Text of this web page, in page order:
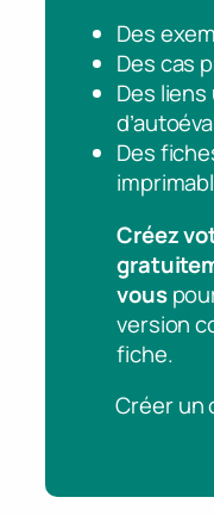
Des
Des cas
Des
Des
Créez
vous
version
fiche.
Créer un